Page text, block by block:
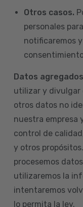
Otros casos.
personales
notificaremos
Datos
utilizar y divulgar
otros datos no
nuestra empresa
control de
y otros
procesemos
utilizaremos la
intentaremos
lo permita la ley.